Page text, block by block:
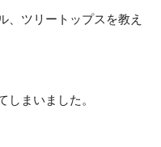
、ツリートップスを教え
しまいました。